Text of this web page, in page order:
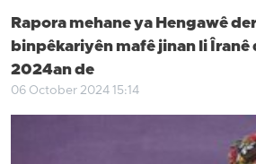
Rapora mehane ya Hengawê
binpêkariyên mafê jinan li Îranê
2024an de
06 October 2024 15:14